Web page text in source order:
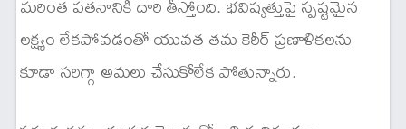
లక్ష్యం లేకపోవడంతో యువత తమ కెరీర్ ప్రణాళికలను
కూడా సరిగ్గా అమలు చేసుకోలేక పోతున్నారు.